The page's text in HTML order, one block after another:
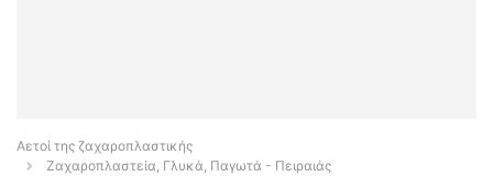
Αετοί της ζαχαροπλαστικής
Ζαχαροπλαστεία, Γλυκά, Παγωτά - Πειραιάς